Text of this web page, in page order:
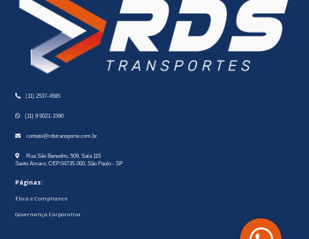
(11) 2537-4585
(11) 9 9021-1590
contato@rdstransporte.com.br
Rua São Benedito, 509, Sala 115
Santo Amaro, CEP:04735-000, São Paulo - SP
Páginas:
Ética e Compliance
Governança Corporativa